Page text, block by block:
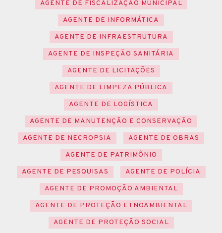
AGENTE DE FISCALIZAÇÃO MUNICIPAL
AGENTE DE INFORMÁTICA
AGENTE DE INFRAESTRUTURA
AGENTE DE INSPEÇÃO SANITÁRIA
AGENTE DE LICITAÇÕES
AGENTE DE LIMPEZA PÚBLICA
AGENTE DE LOGÍSTICA
AGENTE DE MANUTENÇÃO E CONSERVAÇÃO
AGENTE DE NECROPSIA
AGENTE DE OBRAS
AGENTE DE PATRIMÔNIO
AGENTE DE PESQUISAS
AGENTE DE POLÍCIA
AGENTE DE PROMOÇÃO AMBIENTAL
AGENTE DE PROTEÇÃO ETNOAMBIENTAL
AGENTE DE PROTEÇÃO SOCIAL